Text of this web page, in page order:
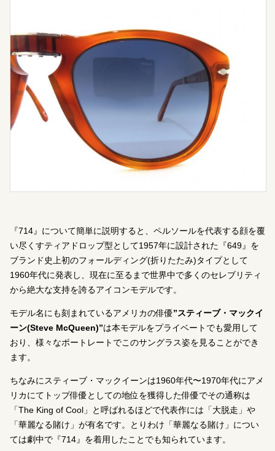
『714』について簡単に説明すると、ペルソールを代表する顔を覆
い尽くすティアドロップ型として1957年に設計された『649』を
ブランド史上初のフォールディング(折りたたみ)タイプとして
1960年代に発表し、現在に至るまで世界中で多くのセレブリティ
から絶大な支持を誇るアイコンモデルです。
モデル名にも刻まれているアメリカの俳優”スティーブ・マックイ
ーン(Steve McQueen)”は本モデルをプライベートでも愛用して
おり、様々なポートレートでこのサングラス姿を見ることができ
ます。
ちなみにスティーブ・マックイーンは1960年代〜1970年代にアメ
リカにてトップ俳優としての地位を獲得した俳優でその通称は
「The King of Cool」と呼ばれるほどで代表作には「大脱走」や
「華麗なる賭け」が有名です。とりわけ「華麗なる賭け」につい
ては劇中で『714』を着用したことでも知られています。